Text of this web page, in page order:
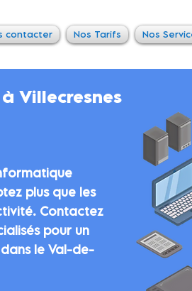
contacter Nos Tarifs Nos
Villecresnes
plus que les
Contactez
pour un
le Val-de-